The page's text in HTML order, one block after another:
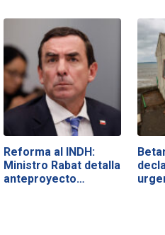
Reforma al INDH:
Ministro Rabat detalla
anteproyecto…